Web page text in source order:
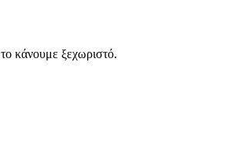
κάνουμε ξεχωριστό.